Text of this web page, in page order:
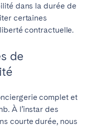
dans la durée de
certaines
contractuelle.
de
complet et
À l’instar des
courte durée, nous